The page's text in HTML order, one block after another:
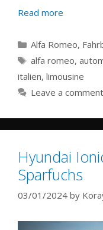
Read more
Categories
Alfa Romeo,
Tags
alfa romeo,
italien, limousine
Leave a comment
Hyundai
Sparfuchs
03/01/2024 by